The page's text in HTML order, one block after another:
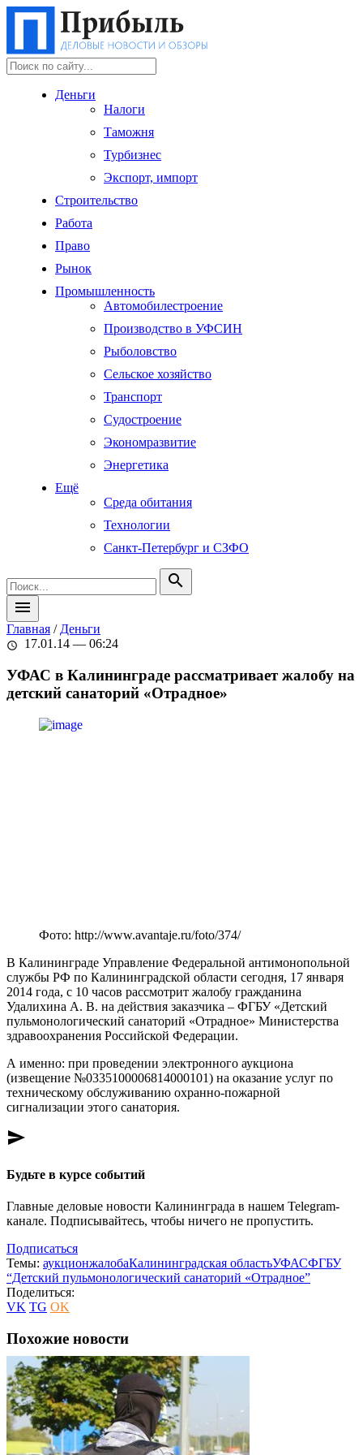
Деньги
Налоги
Таможня
Турбизнес
Экспорт, импорт
Строительство
Работа
Право
Рынок
Промышленность
Автомобилестроение
Производство в УФСИН
Рыболовство
Сельское хозяйство
Транспорт
Судостроение
Экономразвитие
Энергетика
Ещё
Среда обитания
Технологии
Санкт-Петербург и СЗФО
search
menu
Главная / Деньги
schedule 17.01.14 — 06:24
УФАС в Калининграде рассматривает жалобу на
детский санаторий «Отрадное»
Фото: http://www.avantaje.ru/foto/374/
В Калининграде Управление Федеральной антимонопольной
службы РФ по Калининградской области сегодня, 17 января
2014 года, с 10 часов рассмотрит жалобу гражданина
Удалихина А. В. на действия заказчика – ФГБУ «Детский
пульмонологический санаторий «Отрадное» Министерства
здравоохранения Российской Федерации.
А именно: при проведении электронного аукциона
(извещение №0335100006814000101) на оказание услуг по
техническому обслуживанию охранно-пожарной
сигнализации этого санатория.
send
Будьте в курсе событий
Главные деловые новости Калининграда в нашем Telegram-
канале. Подписывайтесь, чтобы ничего не пропустить.
Подписаться
Темы: аукционжалобаКалининградская областьУФАСФГБУ
“Детский пульмонологический санаторий «Отрадное”
Поделиться:
VK TG OK
Похожие новости